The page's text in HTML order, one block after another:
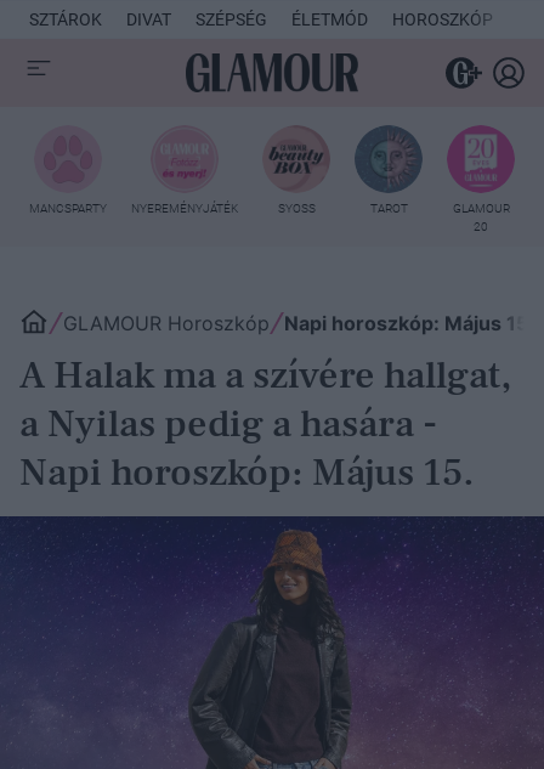
SZTÁROK DIVAT SZÉPSÉG ÉLETMÓD HOROSZKÓP
MANCSPARTY NYEREMÉNYJÁTÉK SYOSS TAROT
GLAMOUR
20
GLAMOUR Horoszkóp Napi horoszkóp: Május 15.
A Halak ma a szívére hallgat,
a Nyilas pedig a hasára -
Napi horoszkóp: Május 15.